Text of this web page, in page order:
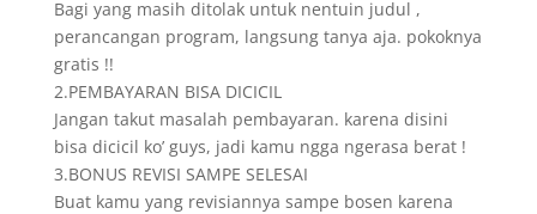
Bagi yang masih ditolak untuk nentuin judul ,
perancangan program, langsung tanya aja. pokoknya
gratis !!
2.PEMBAYARAN BISA DICICIL
Jangan takut masalah pembayaran. karena disini
bisa dicicil ko’ guys, jadi kamu ngga ngerasa berat !
3.BONUS REVISI SAMPE SELESAI
Buat kamu yang revisiannya sampe bosen karena